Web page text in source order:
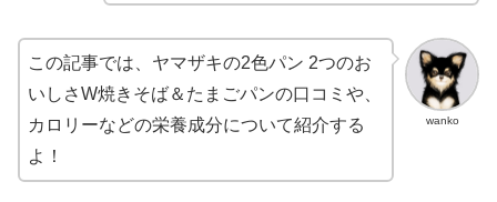
wanko
この記事では、ヤマザキの2色パン 2つのお
いしさW焼きそば＆たまごパンの口コミや、
カロリーなどの栄養成分について紹介する
よ！